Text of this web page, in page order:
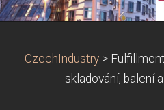
CzechIndustry >
skladování, balení